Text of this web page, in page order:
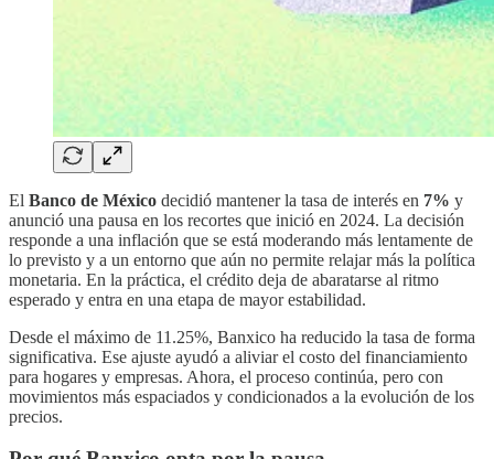
El Banco de México decidió mantener la tasa de interés en 7% y
anunció una pausa en los recortes que inició en 2024. La decisión
responde a una inflación que se está moderando más lentamente de
lo previsto y a un entorno que aún no permite relajar más la política
monetaria. En la práctica, el crédito deja de abaratarse al ritmo
esperado y entra en una etapa de mayor estabilidad.
Desde el máximo de 11.25%, Banxico ha reducido la tasa de forma
significativa. Ese ajuste ayudó a aliviar el costo del financiamiento
para hogares y empresas. Ahora, el proceso continúa, pero con
movimientos más espaciados y condicionados a la evolución de los
precios.